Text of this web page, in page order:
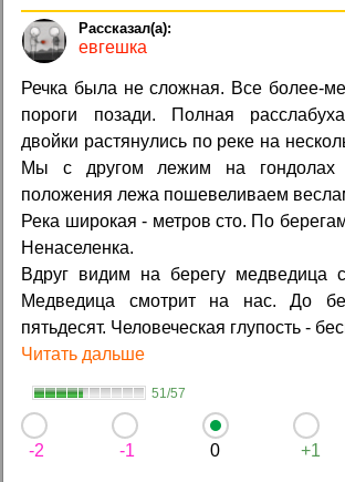
евгешка
Речка была не сложная. Все более-
пороги позади. Полная
двойки растянулись по реке на
Мы с другом лежим на гондолах
положения лежа пошевеливаем
Река широкая - метров сто. По
Ненаселенка.
Вдруг видим на берегу медведица
Медведица смотрит на нас. До
пятьдесят. Человеческая глупость -
Читать дальше
51/57
-2 -1 0 +1